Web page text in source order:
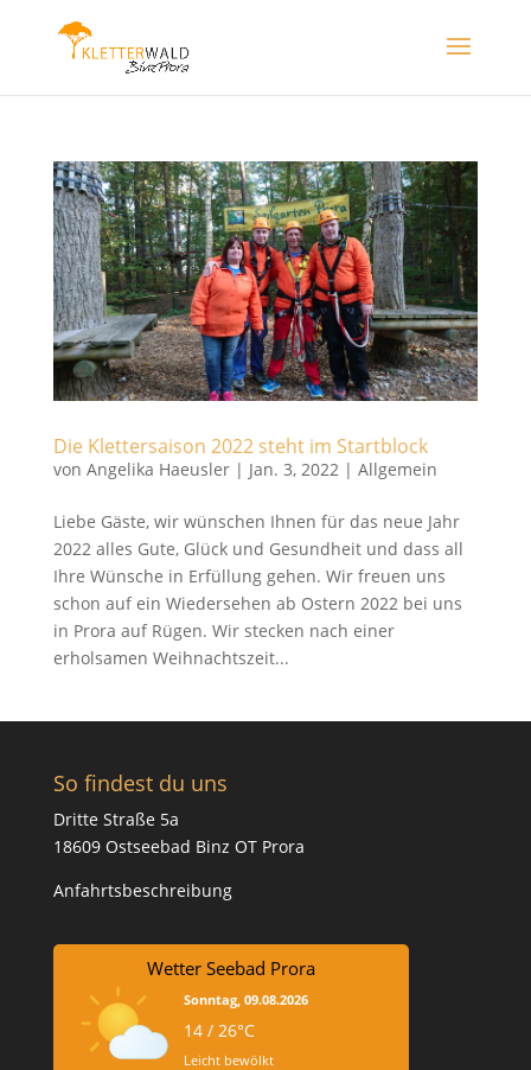
Die Klettersaison 2022 steht im Startblock
von Angelika Haeusler| Jan. 3, 2022 | Allgemein
Liebe Gäste, wir wünschen Ihnen für das neue Jahr
2022 alles Gute, Glück und Gesundheit und dass all
Ihre Wünsche in Erfüllung gehen. Wir freuen uns
schon auf ein Wiedersehen ab Ostern 2022 bei uns
in Prora auf Rügen. Wir stecken nach einer
erholsamen Weihnachtszeit...
So findest du uns
Dritte Straße 5a
18609 Ostseebad Binz OT Prora
Anfahrtsbeschreibung
Wetter Seebad Prora
Sonntag, 09.08.2026
14 / 26°C
Leicht bewölkt